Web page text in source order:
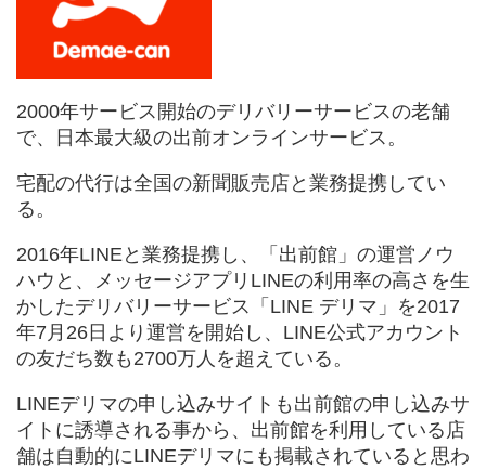
2000年サービス開始のデリバリーサービスの老舗
で、日本最大級の出前オンラインサービス。
宅配の代行は全国の新聞販売店と業務提携してい
る。
2016年LINEと業務提携し、「出前館」の運営ノウ
ハウと、メッセージアプリLINEの利用率の高さを生
かしたデリバリーサービス「LINE デリマ」を2017
年7月26日より運営を開始し、LINE公式アカウント
の友だち数も2700万人を超えている。
LINEデリマの申し込みサイトも出前館の申し込みサ
イトに誘導される事から、出前館を利用している店
舗は自動的にLINEデリマにも掲載されていると思わ